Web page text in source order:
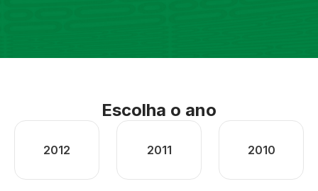
Escolha o ano
2012 2011 2010